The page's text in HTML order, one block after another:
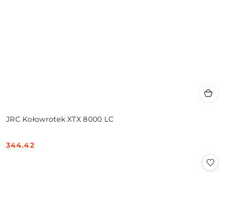
JRC Kołowrotek XTX 8000 LC
Cena:
344.42